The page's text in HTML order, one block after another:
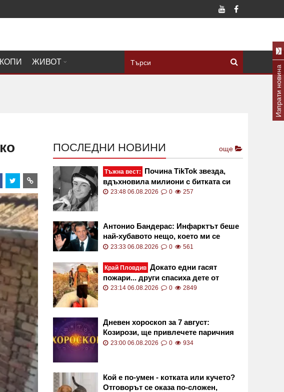
ЖИВОТ
ПОСЛЕДНИ НОВИНИ още
Тъжна вест:
Почина TikTok звезда,
вдъхновила милиони с битката си
срещу рядък рак
23:48 06.08.2026 0 257
Антонио Бандерас: Инфарктът беше
най-хубавото нещо, което ми се
случи
23:33 06.08.2026 0 561
Край Пловдив Докато едни гасят
пожари... други спасиха дете от
сигурна смърт във водите на язовир
23:14 06.08.2026 0 2849
Дневен хороскоп за 7 август:
Козирози, ще привлечете паричния
поток към вас!
23:00 06.08.2026 0 934
Кой е по-умен - котката или кучето?
Отговорът се оказа по-сложен,
Изпрати новина